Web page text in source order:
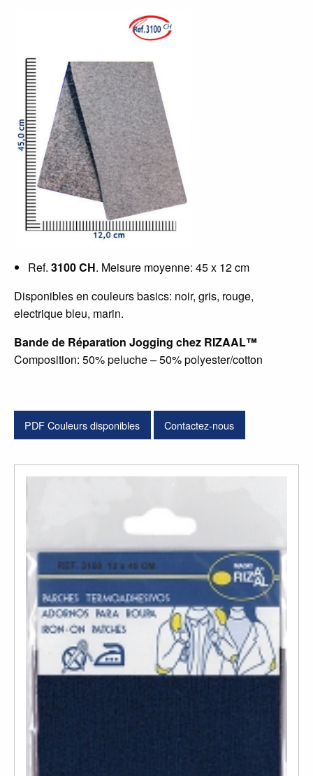
Ref. 3100 CH. Meisure moyenne: 45 x 12 cm
Disponibles en couleurs basics: noir, gris, rouge,
electrique bleu, marin.
Bande de Réparation Jogging chez RIZAAL™
Composition: 50% peluche – 50% polyester/cotton
PDF Couleurs disponibles Contactez-nous